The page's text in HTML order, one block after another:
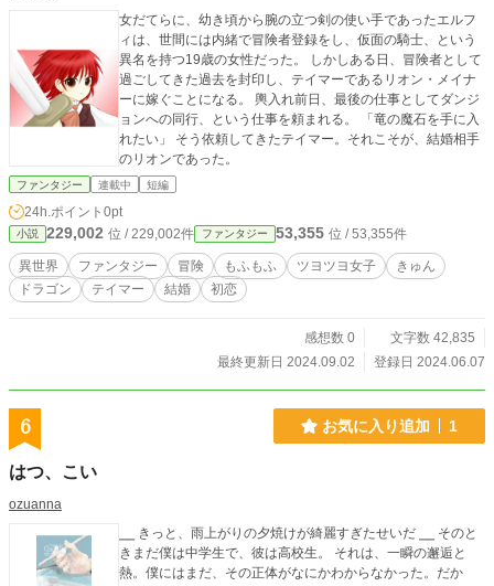
女だてらに、幼き頃から腕の立つ剣の使い手であったエルフ
ィは、世間には内緒で冒険者登録をし、仮面の騎士、という
異名を持つ19歳の女性だった。 しかしある日、冒険者として
過ごしてきた過去を封印し、テイマーであるリオン・メイナ
ーに嫁ぐことになる。 輿入れ前日、最後の仕事としてダンジ
ョンへの同行、という仕事を頼まれる。 「竜の魔石を手に入
れたい」 そう依頼してきたテイマー。それこそが、結婚相手
のリオンであった。
ファンタジー 連載中 短編
24h.ポイント 0pt
小説 229,002 位 / 229,002件 ファンタジー 53,355 位 / 53,355件
異世界 ファンタジー 冒険 もふもふ ツヨツヨ女子
きゅん
ドラゴン
テイマー 結婚 初恋
感想数 0
文字数 42,835
最終更新日 2024.09.02
登録日 2024.06.07
6 お気に入り追加 1
はつ、こい
ozuanna
⎯⎯ きっと、雨上がりの夕焼けが綺麗すぎたせいだ ⎯⎯ そのと
きまだ僕は中学生で、彼は高校生。 それは、一瞬の邂逅と
熱。僕にはまだ、その正体がなにかわからなかった。だか